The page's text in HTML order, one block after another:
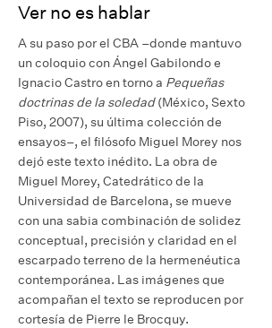
Ver no es hablar
A su paso por el CBA –donde mantuvo
un coloquio con Ángel Gabilondo e
Ignacio Castro en torno a Pequeñas
doctrinas de la soledad(México, Sexto
Piso, 2007), su última colección de
ensayos–, el filósofo Miguel Morey nos
dejó este texto inédito. La obra de
Miguel Morey, Catedrático de la
Universidad de Barcelona, se mueve
con una sabia combinación de solidez
conceptual, precisión y claridad en el
escarpado terreno de la hermenéutica
contemporánea. Las imágenes que
acompañan el texto se reproducen por
cortesía de Pierre le Brocquy.